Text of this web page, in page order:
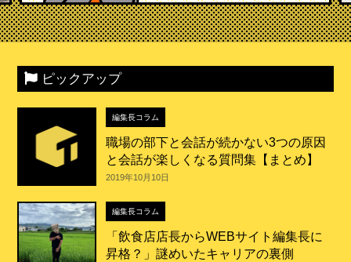
ピックアップ
編集長コラム
職場の部下と会話が続かない3つの原因
と会話が楽しくなる質問集【まとめ】
2019年10月10日
編集長コラム
「飲食店店長からWEBサイト編集長に
昇格？」謎めいたキャリアの裏側